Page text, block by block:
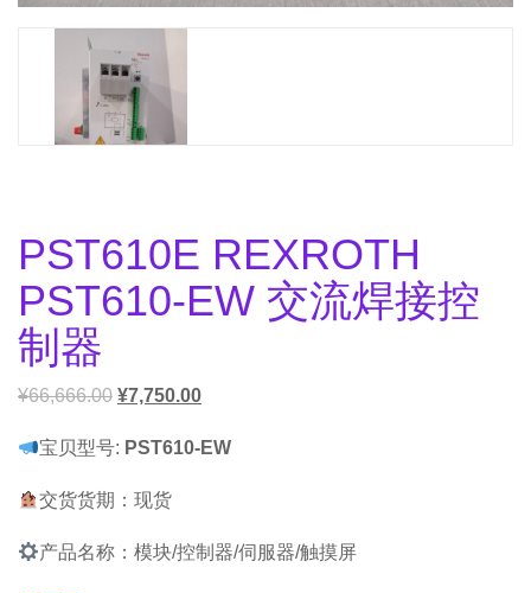
PST610E REXROTH
PST610-EW 交流焊接控
制器
¥66,666.00 ¥7,750.00
宝贝型号: PST610-EW
交货货期：现货
产品名称：模块/控制器/伺服器/触摸屏